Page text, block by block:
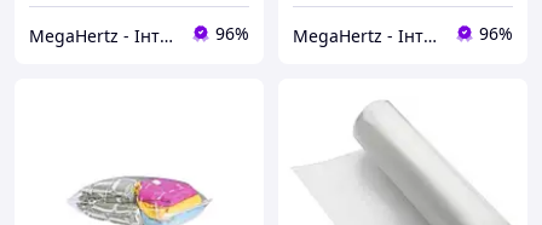
MegaHertz - Інтернет магазин електроніки 96% MegaHertz - Інтернет магазин електроніки 96%